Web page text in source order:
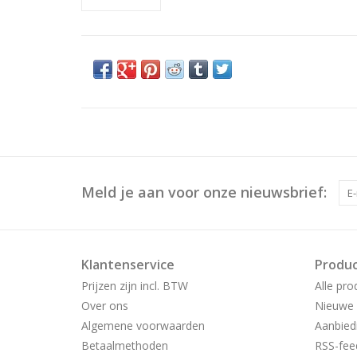
Meld je aan voor onze nieuwsbrief:
Klantenservice
Prijzen zijn incl. BTW
Over ons
Algemene voorwaarden
Betaalmethoden
Alle
RSS-